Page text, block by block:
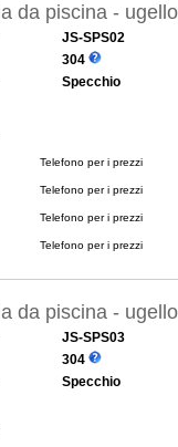
da piscina -
JS-SPS02
304
Specchio
Telefono per i prezzi
Telefono per i prezzi
Telefono per i prezzi
Telefono per i prezzi
da piscina -
JS-SPS03
304
Specchio